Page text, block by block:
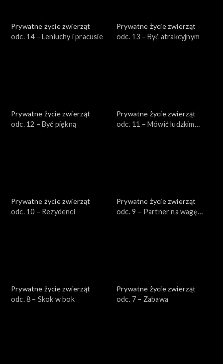
Prywatne życie zwierząt
odc. 14 – Leniuchy i pracusie
Prywatne życie zwierząt
odc. 13 – Być atrakcyjnym
Prywatne życie zwierząt
odc. 12 – Być piękną
Prywatne życie zwierząt
odc. 11 – Mówić ludzkim
Prywatne życie zwierząt
odc. 10 – Rezydenci
Prywatne życie zwierząt
odc. 9 – Partner na wagę
Prywatne życie zwierząt
odc. 8 – Skok w bok
Prywatne życie zwierząt
odc. 7 – Zabawa